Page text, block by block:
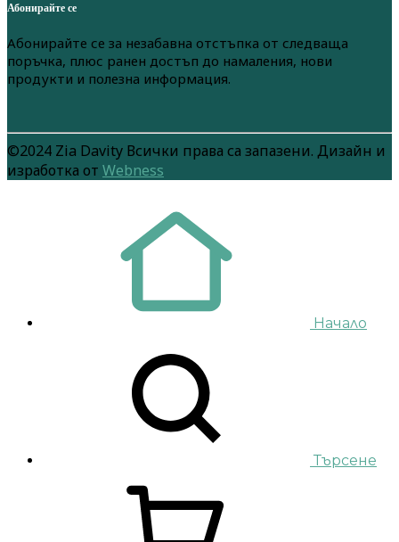
Абонирайте се
Абонирайте се за незабавна отстъпка от следваща
поръчка, плюс ранен достъп до намаления, нови
продукти и полезна информация.
©2024 Zia Davity Всички права са запазени. Дизайн и
изработка от Webness
Начало
Търсене